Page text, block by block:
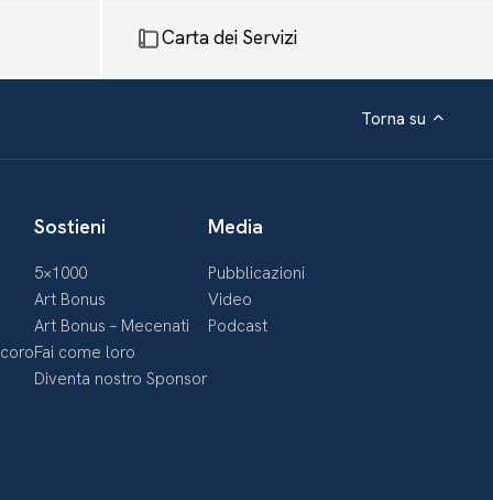
Carta dei Servizi
Torna su
Sostieni
5×1000
Art Bonus
Art Bonus – Mecenati
Fai come loro
Diventa nostro Sponsor
Media
Pubblicazioni
Video
Podcast